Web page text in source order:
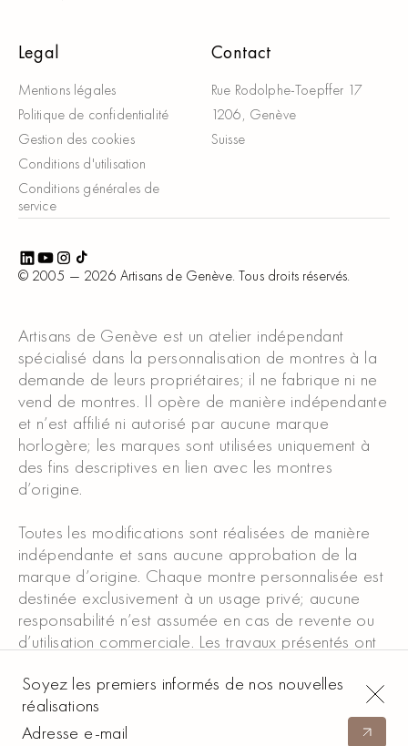
Legal
Mentions légales
Politique de confidentialité
Gestion des cookies
Conditions d'utilisation
Conditions générales de
service
Contact
Rue Rodolphe-Toepffer 17
1206, Genève
Suisse
© 2005 — 2026 Artisans de Genève. Tous droits réservés.
Artisans de Genève est un atelier indépendant
spécialisé dans la personnalisation de montres à la
demande de leurs propriétaires; il ne fabrique ni ne
vend de montres. Il opère de manière indépendante
et n’est affilié ni autorisé par aucune marque
horlogère; les marques sont utilisées uniquement à
des fins descriptives en lien avec les montres
d’origine.
Toutes les modifications sont réalisées de manière
indépendante et sans aucune approbation de la
marque d’origine. Chaque montre personnalisée est
destinée exclusivement à un usage privé; aucune
responsabilité n’est assumée en cas de revente ou
d’utilisation commerciale. Les travaux présentés ont
uniquement notre savoir-faire; ils ne constituent ni une
offre ni un engagement.
Soyez les premiers informés de nos nouvelles
réalisations